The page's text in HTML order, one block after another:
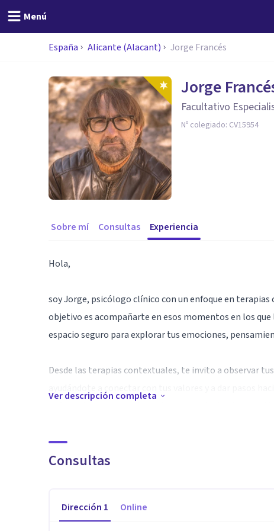
Menú
España Alicante (Alacant) Jorge Francés
Jorge
Facultativo
Nº colegiado: CV15954
Sobre mí Consultas Experiencia
Hola,
soy Jorge, psicólogo clínico con un enfoque en
objetivo es acompañarte en esos momentos en los
espacio seguro para explorar tus emociones,
Desde las terapias contextuales, te invito a observar
Confío en el potencial de cada persona para convertir
oportunidades de crecimiento. Mi propósito no es solo
Gracias por dar este importante paso hacia tu
Ver descripción completa
Consultas
Dirección 1 Online